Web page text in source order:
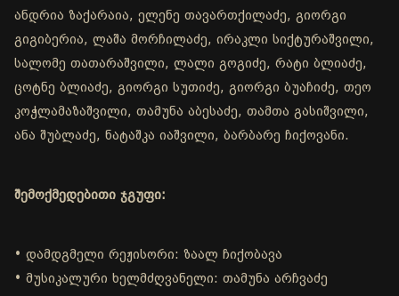
ანდრია ზაქარაია, ელენე თავართქილაძე, გიორგი
გიგიბერია, ლაშა მორჩილაძე, ირაკლი სიქტურაშვილი,
სალომე თათარაშვილი, ლალი გოგიძე, რატი ბლიაძე,
ცოტნე ბლიაძე, გიორგი სუთიძე, გიორგი ბუაჩიძე, თეო
კოჭლამაზაშვილი, თამუნა აბესაძე, თამთა გასიშვილი,
ანა შუბლაძე, ნატაშკა იაშვილი, ბარბარე ჩიქოვანი.
შემოქმედებითი ჯგუფი:
• დამდგმელი რეჟისორი: ზაალ ჩიქობავა
• მუსიკალური ხელმძღვანელი: თამუნა არჩვაძე